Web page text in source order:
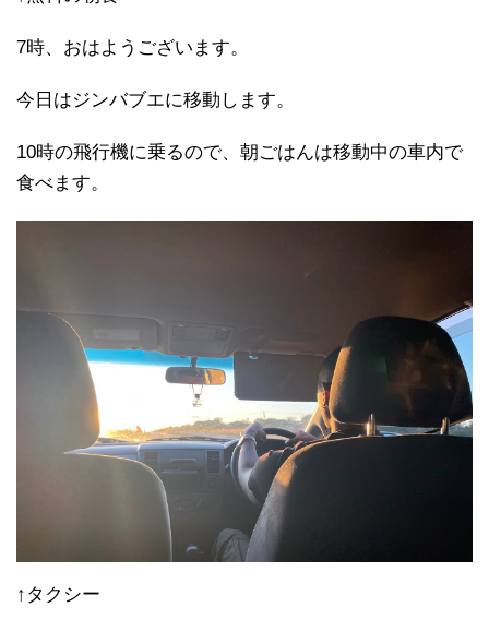
7時、おはようございます。
今日はジンバブエに移動します。
10時の飛行機に乗るので、朝ごはんは移動中の車内で
食べます。
↑タクシー